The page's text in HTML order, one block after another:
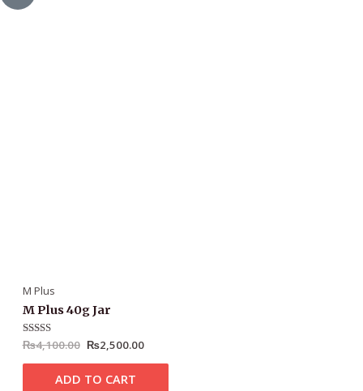
M Plus
M Plus 40g Jar
Rated4.96
out of 5
₨4,100.00 ₨2,500.00
ADD TO CART